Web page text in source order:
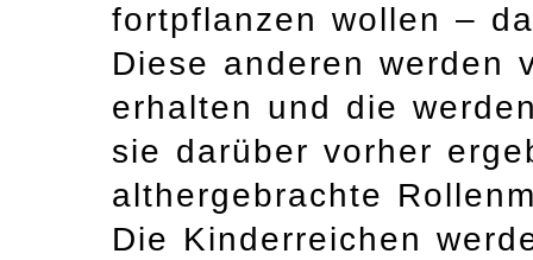
fortpflanzen wollen –
Diese anderen werden
erhalten und die
sie darüber vorher
althergebrachte
Die Kinderreichen